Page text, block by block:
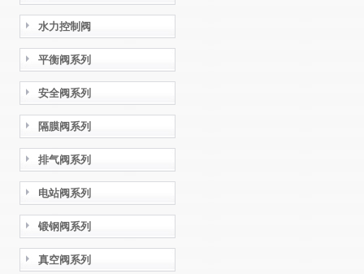
水力控制阀
平衡阀系列
安全阀系列
隔膜阀系列
排气阀系列
电站阀系列
锻钢阀系列
真空阀系列